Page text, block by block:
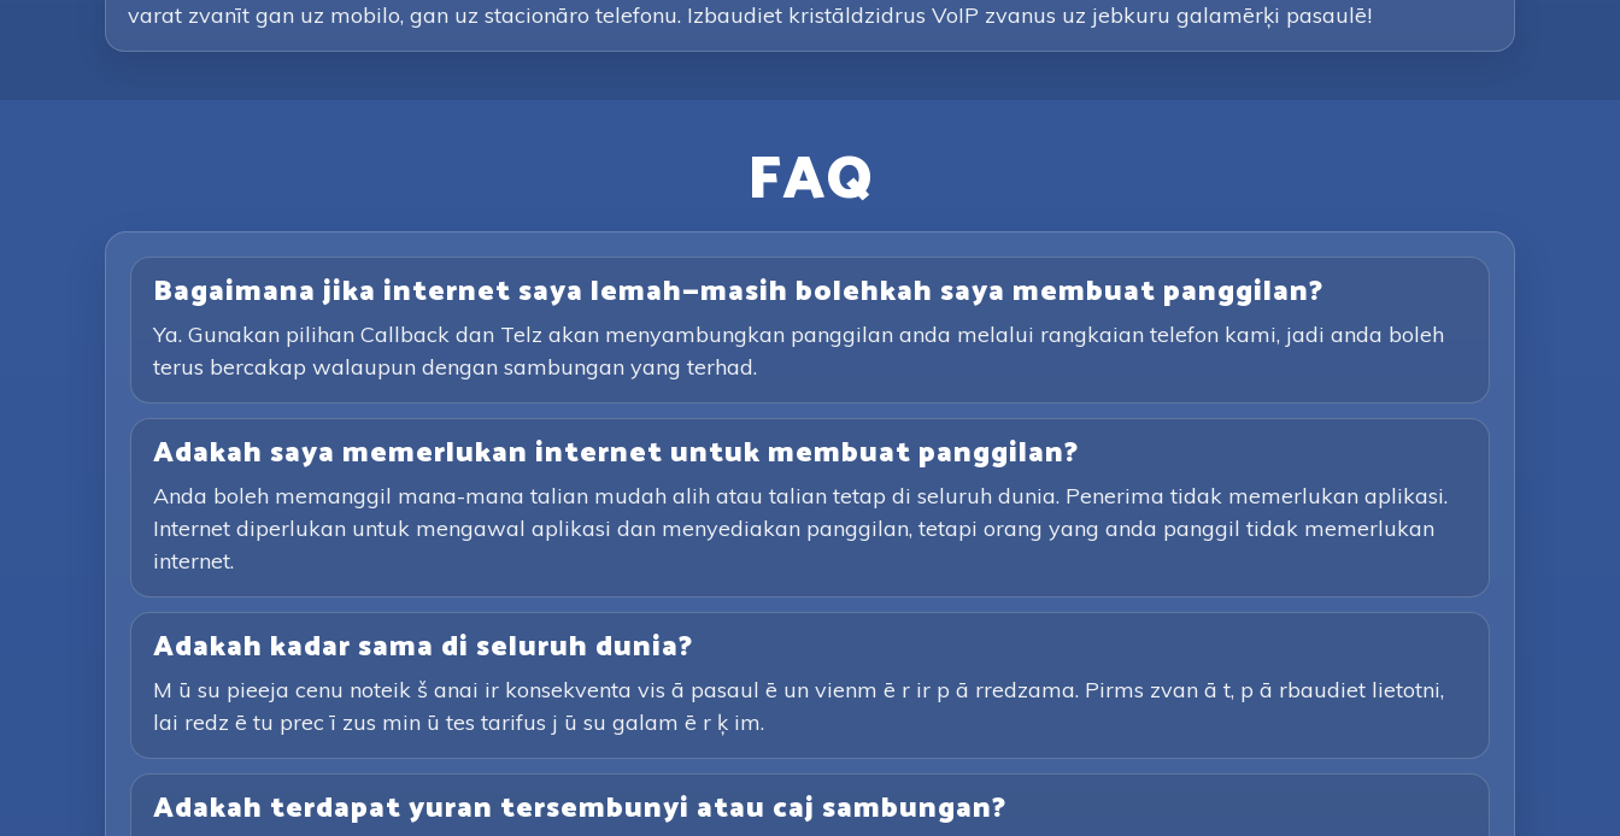
varat zvanīt gan uz mobilo, gan uz stacionāro telefonu. Izbaudiet kristāldzidrus VoIP zvanus uz jebkuru galamērķi pasaulē!
FAQ
Bagaimana jika internet saya lemah—masih bolehkah saya membuat panggilan?
Ya. Gunakan pilihan Callback dan Telz akan menyambungkan panggilan anda melalui rangkaian telefon kami, jadi anda boleh
terus bercakap walaupun dengan sambungan yang terhad.
Adakah saya memerlukan internet untuk membuat panggilan?
Anda boleh memanggil mana-mana talian mudah alih atau talian tetap di seluruh dunia. Penerima tidak memerlukan aplikasi.
Internet diperlukan untuk mengawal aplikasi dan menyediakan panggilan, tetapi orang yang anda panggil tidak memerlukan
internet.
Adakah kadar sama di seluruh dunia?
M ū su pieeja cenu noteik š anai ir konsekventa vis ā pasaul ē un vienm ē r ir p ā rredzama. Pirms zvan ā t, p ā rbaudiet lietotni,
lai redz ē tu prec ī zus min ū tes tarifus j ū su galam ē r ķ im.
Adakah terdapat yuran tersembunyi atau caj sambungan?